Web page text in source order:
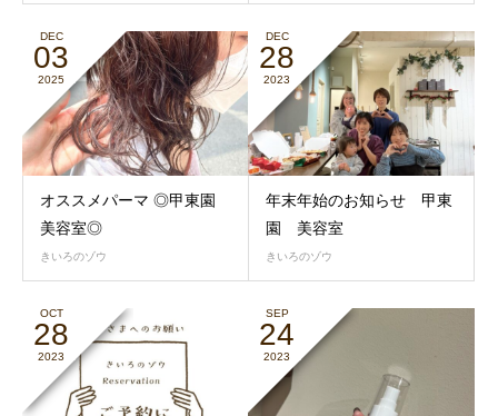
DEC
03
2025
オススメパーマ ◎甲東園
美容室◎
きいろのゾウ
DEC
28
2023
年末年始のお知らせ 甲東
園 美容室
きいろのゾウ
OCT
28
2023
SEP
24
2023